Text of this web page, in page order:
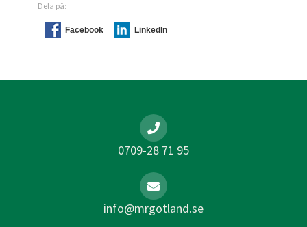
Dela på:
Facebook LinkedIn
0709-28 71 95
info@mrgotland.se